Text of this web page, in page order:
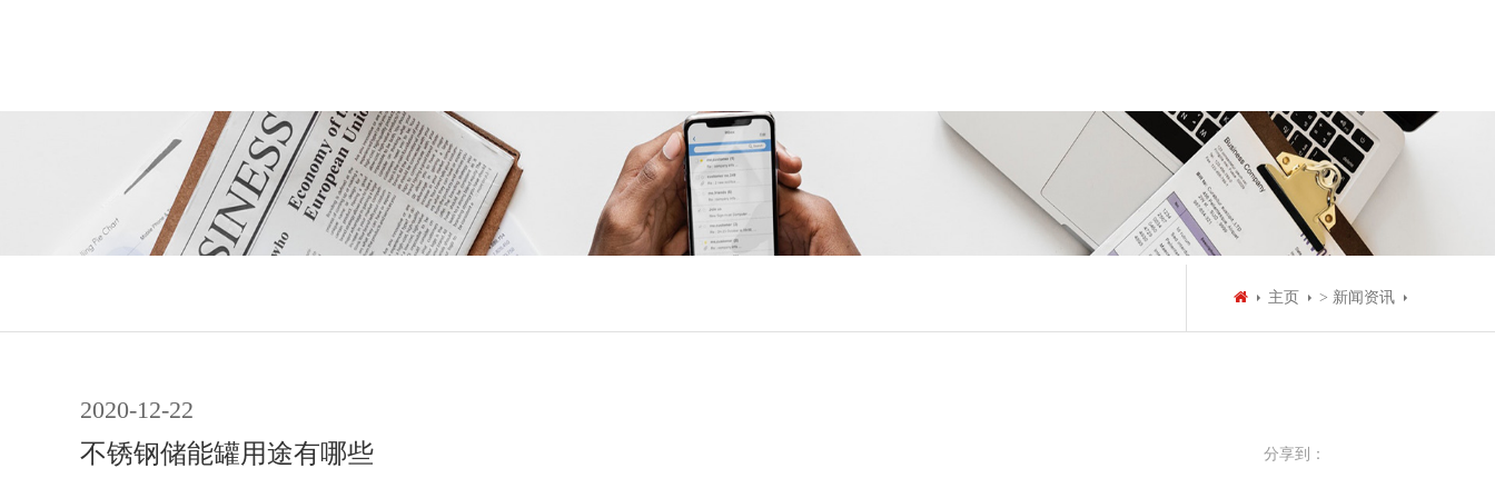
主页 > 新闻资讯
2020-12-22
不锈钢储能罐用途有哪些 分享到：